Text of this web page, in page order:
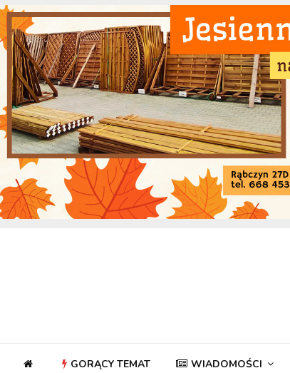
GORĄCY TEMAT WIADOMOŚCI